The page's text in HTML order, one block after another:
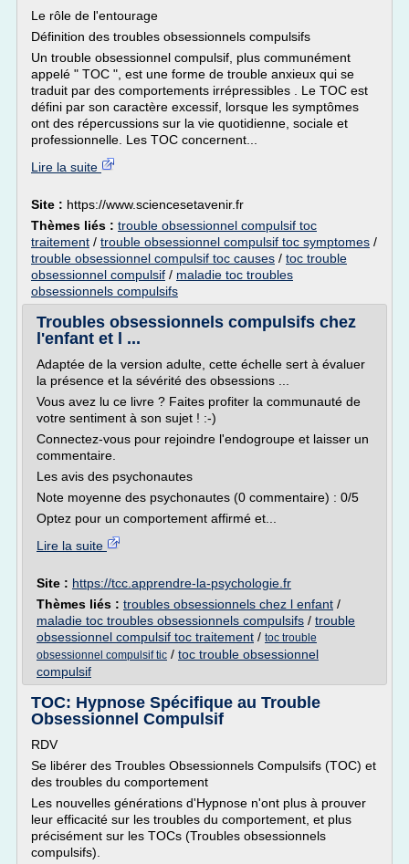
Le rôle de l'entourage
Définition des troubles obsessionnels compulsifs
Un trouble obsessionnel compulsif, plus communément
appelé " TOC ", est une forme de trouble anxieux qui se
traduit par des comportements irrépressibles . Le TOC est
défini par son caractère excessif, lorsque les symptômes
ont des répercussions sur la vie quotidienne, sociale et
professionnelle. Les TOC concernent...
Lire la suite
Site : https://www.sciencesetavenir.fr
Thèmes liés : trouble obsessionnel compulsif toc
traitement / trouble obsessionnel compulsif toc symptomes /
trouble obsessionnel compulsif toc causes / toc trouble
obsessionnel compulsif / maladie toc troubles
obsessionnels compulsifs
Troubles obsessionnels compulsifs chez
l'enfant et l ...
Adaptée de la version adulte, cette échelle sert à évaluer
la présence et la sévérité des obsessions ...
Vous avez lu ce livre ? Faites profiter la communauté de
votre sentiment à son sujet ! :-)
Connectez-vous pour rejoindre l'endogroupe et laisser un
commentaire.
Les avis des psychonautes
Note moyenne des psychonautes (0 commentaire) : 0/5
Optez pour un comportement affirmé et...
Lire la suite
Site : https://tcc.apprendre-la-psychologie.fr
Thèmes liés : troubles obsessionnels chez l enfant /
maladie toc troubles obsessionnels compulsifs / trouble
obsessionnel compulsif toc traitement / toc trouble
obsessionnel compulsif tic / toc trouble obsessionnel
compulsif
TOC: Hypnose Spécifique au Trouble
Obsessionnel Compulsif
RDV
Se libérer des Troubles Obsessionnels Compulsifs (TOC) et
des troubles du comportement
Les nouvelles générations d'Hypnose n'ont plus à prouver
leur efficacité sur les troubles du comportement, et plus
précisément sur les TOCs (Troubles obsessionnels
compulsifs).